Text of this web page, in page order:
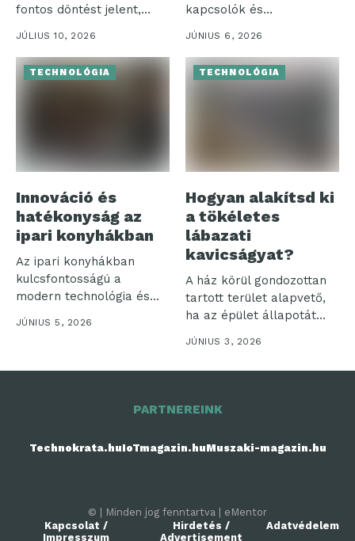
fontos döntést jelent,
JÚLIUS 10, 2026
kapcsolók és
jelentős...
JÚNIUS 6, 2026
TECHNOLÓGIA
Innováció és
hatékonyság az
ipari konyhákban
Az ipari konyhákban
kulcsfontosságú a
modern technológia és
hatékonyság
összehangolása. Ezek a...
JÚNIUS 5, 2026
TECHNOLÓGIA
Hogyan alakítsd ki
a tökéletes
lábazati
kavicságyat?
A ház körül gondozottan
tartott terület alapvető,
ha az épület állapotát
hosszú...
JÚNIUS 3, 2026
PARTNEREINK
Technokrata.huIoTmagazin.huMuszaki-magazin.hu
© | Minden jog fenntartva | eMentor
Kapcsolat /
Impresszum
Hirdetés /
Advertisement
Adatvédelem